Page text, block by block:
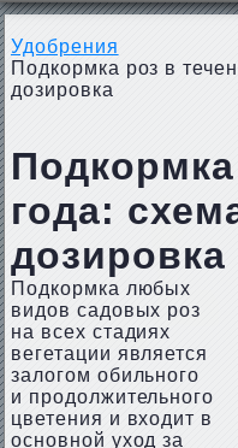
Удобрения
Подкормка роз в
дозировка
года:
дозировка
Подкормка любых
видов садовых роз
на всех стадиях
вегетации является
залогом обильного
и продолжительного
цветения и входит в
основной уход за